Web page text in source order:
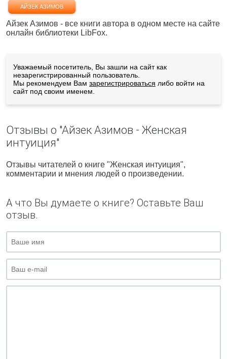
АЙЗЕК АЗИМОВ
Айзек Азимов - все книги автора в одном месте на сайте
онлайн библиотеки LibFox.
Уважаемый посетитель, Вы зашли на сайт как
незарегистрированный пользователь.
Мы рекомендуем Вам зарегистрироваться либо войти на
сайт под своим именем.
Отзывы о "Айзек Азимов - Женская
интуиция"
Отзывы читателей о книге "Женская интуиция",
комментарии и мнения людей о произведении.
А что Вы думаете о книге? Оставьте Ваш
отзыв.